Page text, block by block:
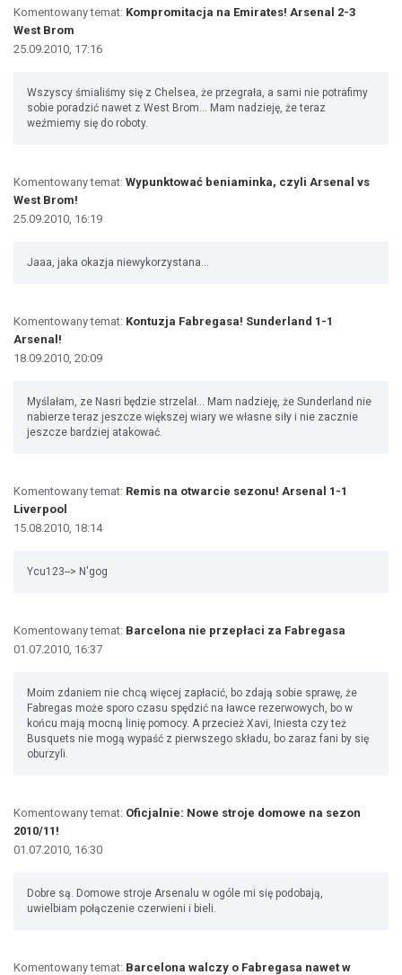
Komentowany temat: Kompromitacja na Emirates! Arsenal 2-3
West Brom
25.09.2010, 17:16
Wszyscy śmialiśmy się z Chelsea, że przegrała, a sami nie potrafimy
sobie poradzić nawet z West Brom... Mam nadzieję, że teraz
weźmiemy się do roboty.
Komentowany temat: Wypunktować beniaminka, czyli Arsenal vs
West Brom!
25.09.2010, 16:19
Jaaa, jaka okazja niewykorzystana...
Komentowany temat: Kontuzja Fabregasa! Sunderland 1-1
Arsenal!
18.09.2010, 20:09
Myślałam, ze Nasri będzie strzelał... Mam nadzieję, że Sunderland nie
nabierze teraz jeszcze większej wiary we własne siły i nie zacznie
jeszcze bardziej atakować.
Komentowany temat: Remis na otwarcie sezonu! Arsenal 1-1
Liverpool
15.08.2010, 18:14
Ycu123--> N'gog
Komentowany temat: Barcelona nie przepłaci za Fabregasa
01.07.2010, 16:37
Moim zdaniem nie chcą więcej zapłacić, bo zdają sobie sprawę, że
Fabregas może sporo czasu spędzić na ławce rezerwowych, bo w
końcu mają mocną linię pomocy. A przecież Xavi, Iniesta czy też
Busquets nie mogą wypaść z pierwszego składu, bo zaraz fani by się
oburzyli.
Komentowany temat: Oficjalnie: Nowe stroje domowe na sezon
2010/11!
01.07.2010, 16:30
Dobre są. Domowe stroje Arsenalu w ogóle mi się podobają,
uwielbiam połączenie czerwieni i bieli.
Komentowany temat: Barcelona walczy o Fabregasa nawet w